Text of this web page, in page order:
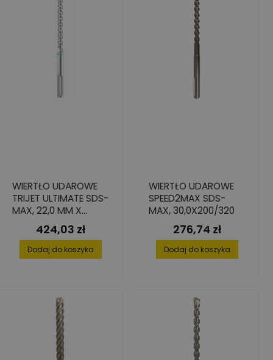
WIERTŁO UDAROWE
TRIJET ULTIMATE SDS-
MAX, 22,0 MM X
600/720 MM
Cena
424,03 zł
Dodaj do koszyka
WIERTŁO UDAROWE
SPEED2MAX SDS-
MAX, 30,0X200/320
Cena
276,74 zł
Dodaj do koszyka